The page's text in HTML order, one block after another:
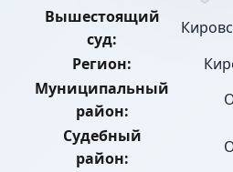
Вышестоящий
суд:
Регион:
Муниципальный
район:
Судебный
район: